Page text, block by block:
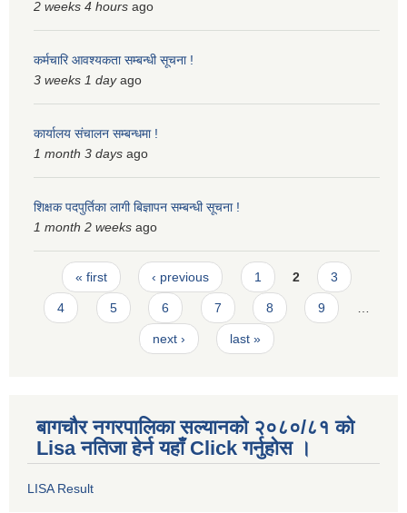
2 weeks 4 hours ago
कर्मचारि आवश्यकता सम्बन्धी सूचना !
3 weeks 1 dayago
कार्यालय संचालन सम्बन्धमा !
1 month 3 days ago
शिक्षक पदपुर्तिका लागी बिज्ञापन सम्बन्धी सूचना !
1 month 2 weeks ago
Pages
« first ‹ previous 1 2 3
4 5 6 7 8 9
next › last »
बागचौर नगरपालिका सल्यानको २०८०/८१ को
Lisa नतिजा हेर्न यहाँ Click गर्नुहोस ।
LISA Result